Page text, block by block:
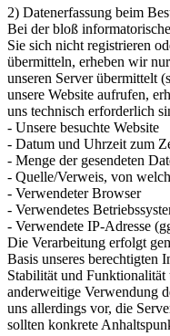
2) Datenerfassung beim
Bei der bloß
Sie sich nicht registrieren
übermitteln, erheben wir
unseren Server übermittelt
unsere Website aufrufen,
uns technisch erforderlich
- Unsere besuchte Website
- Datum und Uhrzeit zum
- Menge der gesendeten
- Quelle/Verweis, von
- Verwendeter Browser
- Verwendetes
- Verwendete IP-Adresse
Die Verarbeitung erfolgt
Basis unseres berechtigten
Stabilität und Funktionalität
anderweitige Verwendung
uns allerdings vor, die
sollten konkrete